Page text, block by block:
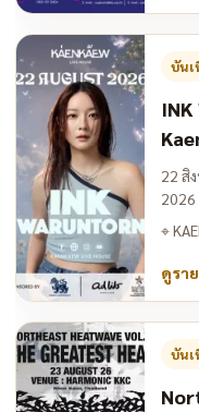
บัน
22 สิ
2026
⌖
ดูรา
บัน